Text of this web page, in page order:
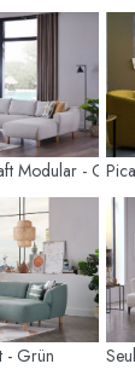
Modular -
- Grün